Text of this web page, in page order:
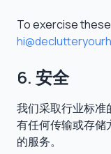
To exercise
6. 安全
我们采取行业标准
有任何传输或存储
的服务。